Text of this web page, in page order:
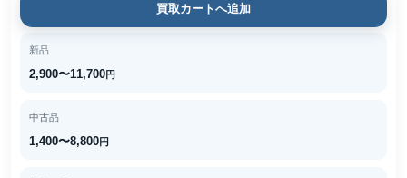
買取カートへ追加
新品
2,900〜11,700円
中古品
1,400〜8,800円